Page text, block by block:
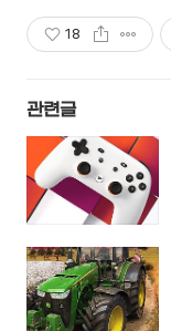
18
관련글